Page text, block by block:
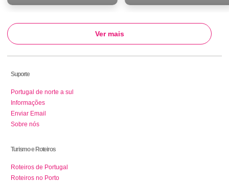
Ver mais
Suporte
Portugal de norte a sul
Informações
Enviar Email
Sobre nós
Turismo e Roteiros
Roteiros de Portugal
Roteiros no Porto